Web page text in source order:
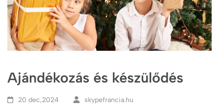
Ajándékozás és készülődés
20 dec,2024
skypefrancia.hu